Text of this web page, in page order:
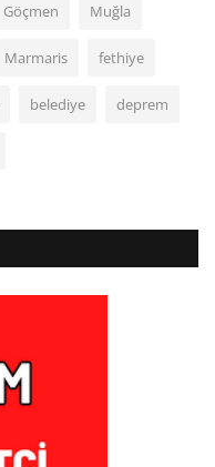
Göçmen Muğla
Marmaris fethiye
belediye deprem